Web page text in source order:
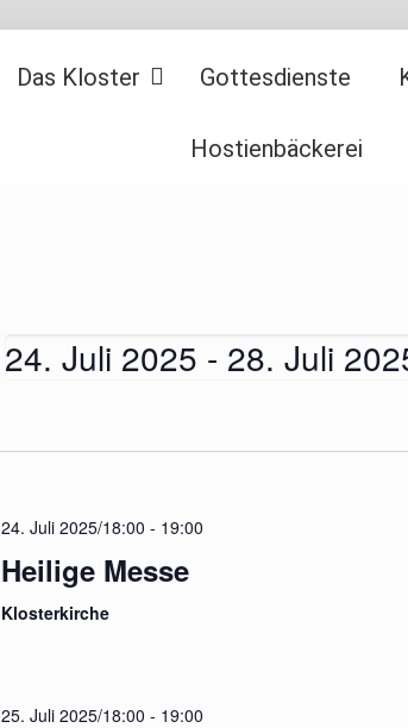
Das Kloster Gottesdienste
Hostienbäckerei
24. Juli 2025 - 28. Juli
24. Juli 2025/18:00 - 19:00
Heilige Messe
Klosterkirche
25. Juli 2025/18:00 - 19:00